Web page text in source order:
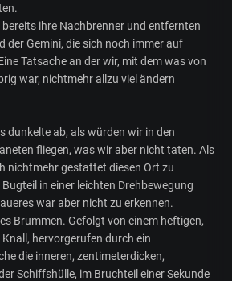
ihre Nachbrenner und entfernten
der Gemini, die sich noch immer auf
Tatsache an der wir, mit dem was von
war, nichtmehr allzu viel ändern
dunkelte ab, als würden wir in den
fliegen, was wir aber nicht taten. Als
nichtmehr gestattet diesen Ort zu
in einer leichten Drehbewegung
war aber nicht zu erkennen.
Brummen. Gefolgt von einem heftigen,
hervorgerufen durch ein
die inneren, zentimeterdicken,
Schiffshülle, im Bruchteil einer Sekunde